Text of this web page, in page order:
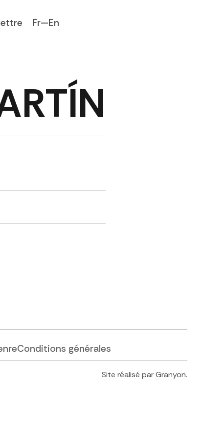
Fr—En
Conditions générales
Site réalisé parGranyon.